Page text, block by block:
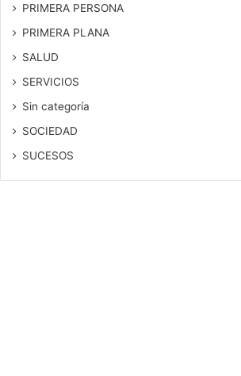
PRIMERA PERSONA
PRIMERA PLANA
SALUD
SERVICIOS
Sin categoría
SOCIEDAD
SUCESOS